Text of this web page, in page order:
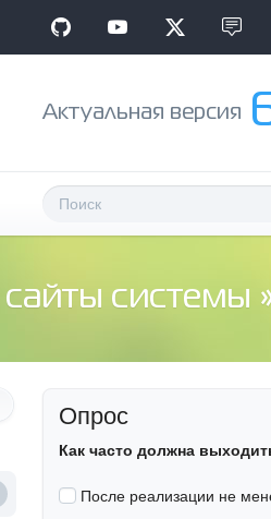
Aктуальная версия
системы »
Опрос
Как часто должна
После реализации не